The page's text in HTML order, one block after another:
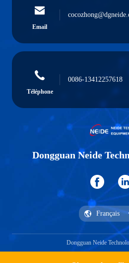
Email
Téléphone
0086-13412257618
Dongguan Neide
Dongguan Neide